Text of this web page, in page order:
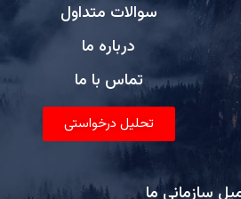
سوالات متداول
درباره ما
تماس با ما
تحلیل درخواستی
سازمانی ما